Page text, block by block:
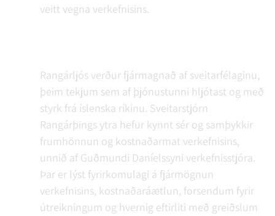
veitt vegna verkefnisins.
Rangárljós verður fjármagnað af sveitarfélaginu,
þeim tekjum sem af þjónustunni hljótast og með
styrk frá íslenska ríkinu. Sveitarstjórn
Rangárþings ytra hefur kynnt sér og samþykkir
frumhönnun og kostnaðarmat verkefnisins,
unnið af Guðmundi Daníelssyni verkefnisstjóra.
Þar er lýst fyrirkomulagi á fjármögnun
verkefnisins, kostnaðaráætlun, forsendum fyrir
útreikningum og hvernig eftirliti með greiðslum